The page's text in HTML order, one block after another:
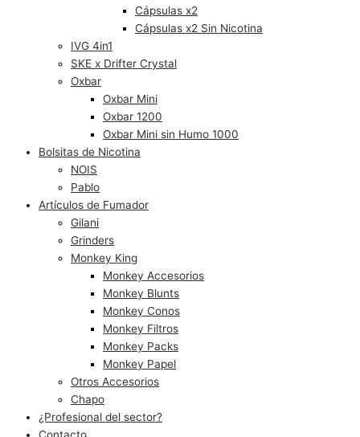
Cápsulas x2
Cápsulas x2 Sin Nicotina
IVG 4in1
SKE x Drifter Crystal
Oxbar
Oxbar Mini
Oxbar 1200
Oxbar Mini sin Humo 1000
Bolsitas de Nicotina
NOIS
Pablo
Artículos de Fumador
Gilani
Grinders
Monkey King
Monkey Accesorios
Monkey Blunts
Monkey Conos
Monkey Filtros
Monkey Packs
Monkey Papel
Otros Accesorios
Chapo
¿Profesional del sector?
Contacto